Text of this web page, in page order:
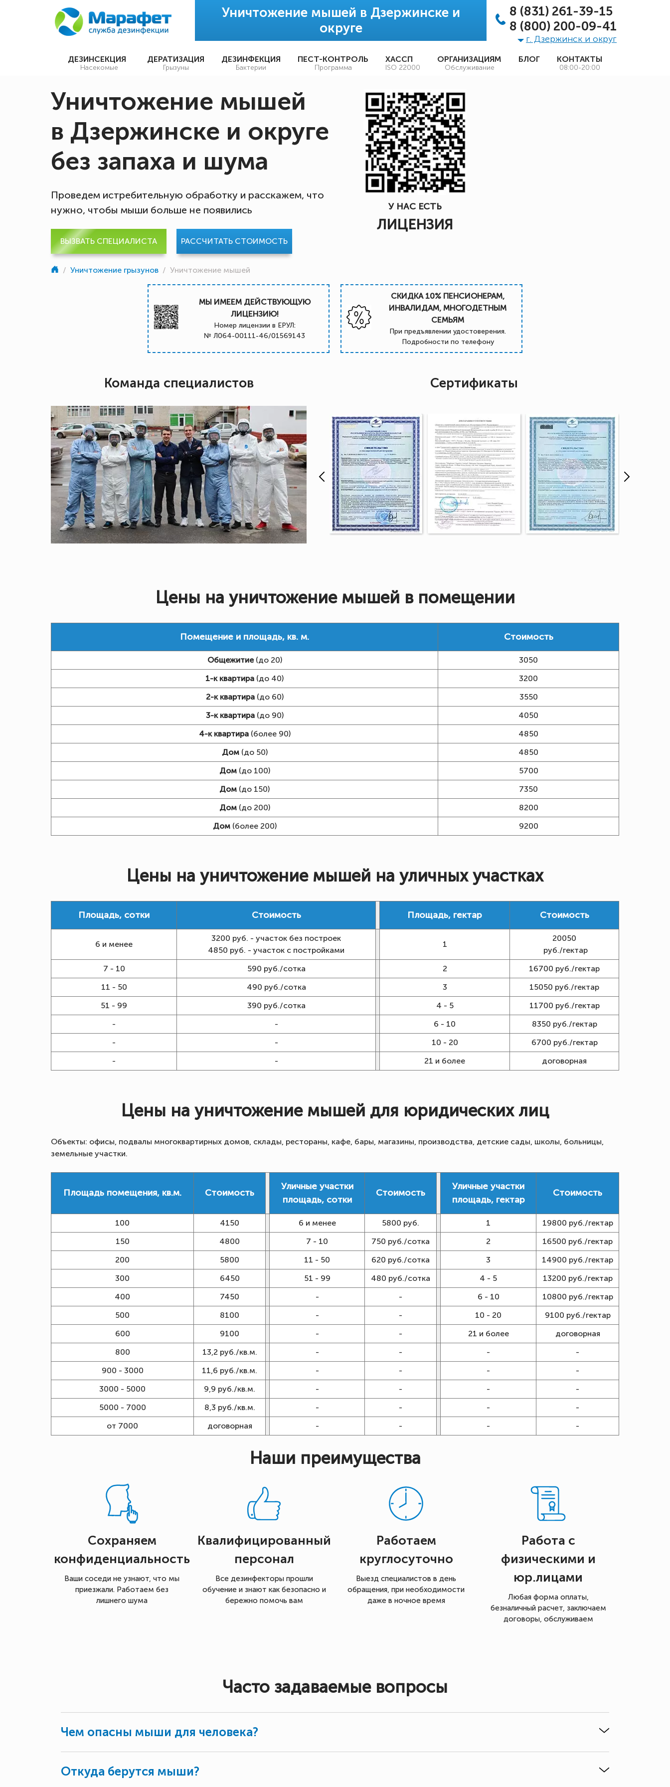
Уничтожение мышей в Дзержинске и
округе
8 (831) 261-39-15
8 (800) 200-09-41
г. Дзержинск и округ
ДЕЗИНСЕКЦИЯ
Насекомые
ДЕРАТИЗАЦИЯ
Грызуны
ДЕЗИНФЕКЦИЯ
Бактерии
ПЕСТ-КОНТРОЛЬ
Программа
ХАССП
ISO 22000
ОРГАНИЗАЦИЯМ
Обслуживание
БЛОГ КОНТАКТЫ
08:00-20:00
Уничтожение мышей
в Дзержинске и округе
без запаха и шума
Проведем истребительную обработку и расскажем, что
нужно, чтобы мыши больше не появились
ВЫЗВАТЬ СПЕЦИАЛИСТА РАССЧИТАТЬ СТОИМОСТЬ
У НАС ЕСТЬ
ЛИЦЕНЗИЯ
/ Уничтожение грызунов / Уничтожение мышей
МЫ ИМЕЕМ ДЕЙСТВУЮЩУЮ
ЛИЦЕНЗИЮ!
Номер лицензии в ЕРУЛ:
№ Л064-00111-46/01569143
СКИДКА 10% ПЕНСИОНЕРАМ,
ИНВАЛИДАМ, МНОГОДЕТНЫМ
СЕМЬЯМ
При предъявлении удостоверения.
Подробности по телефону
Команда специалистов Сертификаты
Цены на уничтожение мышей в помещении
Помещение и площадь, кв. м. Стоимость
Общежитие(до 20)
3050
1-к квартира (до 40)
3200
2-к квартира(до 60)
3550
3-к квартира(до 90)
4050
4-к квартира(более 90)
4850
Дом(до 50)
4850
Дом(до 100)
5700
Дом (до 150)
7350
Дом(до 200)
8200
Дом(более 200) 9200
Цены на уничтожение мышей на уличных участках
Площадь, сотки Стоимость Площадь, гектар Стоимость
6 и менее
3200 руб. - участок без построек
4850 руб. - участок с постройками
1
20050
руб./гектар
7 - 10
590 руб./сотка 2
16700 руб./гектар
11 - 50
490 руб./сотка 3
15050 руб./гектар
51 - 99
390 руб./сотка 4 - 5
11700 руб./гектар
-
- 6 - 10
8350 руб./гектар
-
- 10 - 20
6700 руб./гектар
-
- 21 и более договорная
Цены на уничтожение мышей для юридических лиц
Объекты: офисы, подвалы многоквартирных домов, склады, рестораны, кафе, бары, магазины, производства, детские сады, школы, больницы,
земельные участки.
Площадь помещения, кв.м. Стоимость
Уличные участки
площадь, сотки
Стоимость
Уличные участки
площадь, гектар
Стоимость
100 4150 6 и менее 5800 руб. 1
19800 руб./гектар
150
4800 7 - 10 750 руб./сотка 2
16500 руб./гектар
200
5800 11 - 50 620 руб./сотка 3
14900 руб./гектар
300
6450 51 - 99 480 руб./сотка 4 - 5
13200 руб./гектар
400
7450 - - 6 - 10
10800 руб./гектар
500
8100 - - 10 - 20
9100 руб./гектар
600
9100 - - 21 и более
договорная
800
13,2 руб./кв.м. - - -
-
900 - 3000
11,6 руб./кв.м. - - -
-
3000 - 5000
9,9 руб./кв.м. - - -
-
5000 - 7000
8,3 руб./кв.м. - - -
-
от 7000
договорная - - - -
Наши преимущества
Сохраняем
конфиденциальность
Ваши соседи не узнают, что мы
приезжали. Работаем без
лишнего шума
Квалифицированный
персонал
Все дезинфекторы прошли
обучение и знают как безопасно и
бережно помочь вам
Работаем
круглосуточно
Выезд специалистов в день
обращения, при необходимости
даже в ночное время
Работа с
физическими и
юр.лицами
Любая форма оплаты,
безналичный расчет, заключаем
договоры, обслуживаем
Часто задаваемые вопросы
Чем опасны мыши для человека?
Откуда берутся мыши?